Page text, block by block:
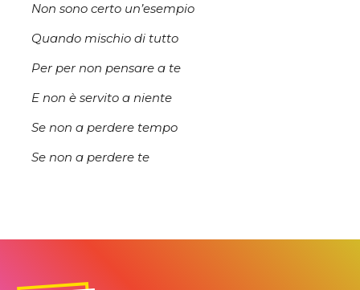
Non sono certo un’esempio
Quando mischio di tutto
Per per non pensare a te
E non è servito a niente
Se non a perdere tempo
Se non a perdere te